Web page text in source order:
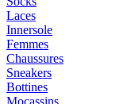
Laces
Innersole
Femmes
Chaussures
Sneakers
Bottines
Mocassins